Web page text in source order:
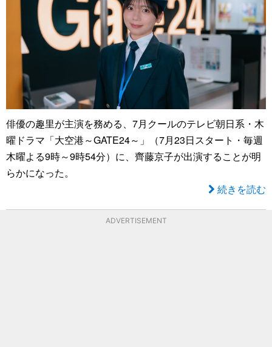
俳優の趣里が主演を務める、7月クールのテレビ朝日系・木
曜ドラマ「大空港～GATE24～」（7月23日スタート・毎週
木曜よる9時～9時54分）に、齊藤京子が出演することが明
らかになった。
続きを読む
ADVERTISEMENT